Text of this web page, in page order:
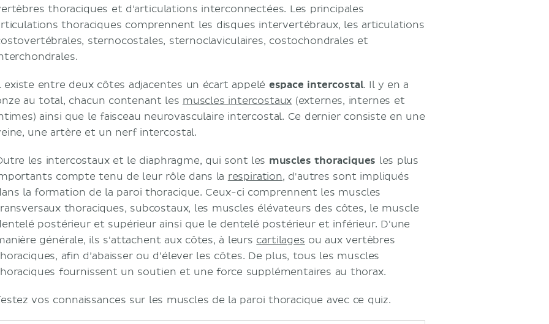
thoraciques et d'articulations interconnectées. Les principales
thoraciques comprennent les disques intervertébraux, les articulations
sternocostales, sternoclaviculaires, costochondrales et
existe entre deux côtes adjacentes un écart appelé espace intercostal. Il y en a
au total, chacun contenant les muscles intercostaux (externes, internes et
ainsi que le faisceau neurovasculaire intercostal. Ce dernier consiste en une
une artère et un nerf intercostal.
les intercostaux et le diaphragme, qui sont les muscles thoraciques les plus
compte tenu de leur rôle dans la respiration, d'autres sont impliqués
la formation de la paroi thoracique. Ceux-ci comprennent les muscles
thoraciques, subcostaux, les muscles élévateurs des côtes, le muscle
postérieur et supérieur ainsi que le dentelé postérieur et inférieur. D'une
générale, ils s'attachent aux côtes, à leurs cartilages ou aux vertèbres
afin d’abaisser ou d’élever les côtes. De plus, tous les muscles
fournissent un soutien et une force supplémentaires au thorax.
vos connaissances sur les muscles de la paroi thoracique avec ce quiz.